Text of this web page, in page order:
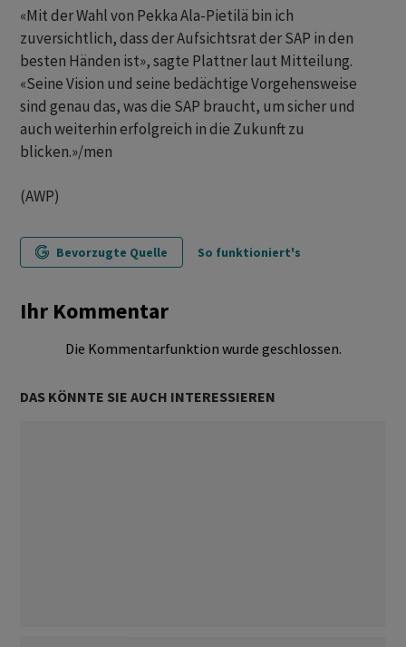
«Mit der Wahl von Pekka Ala-Pietilä bin ich
zuversichtlich, dass der Aufsichtsrat der SAP in den
besten Händen ist», sagte Plattner laut Mitteilung.
«Seine Vision und seine bedächtige Vorgehensweise
sind genau das, was die SAP braucht, um sicher und
auch weiterhin erfolgreich in die Zukunft zu
blicken.»/men
(AWP)
Bevorzugte Quelle So funktioniert's
Ihr Kommentar
Die Kommentarfunktion wurde geschlossen.
DAS KÖNNTE SIE AUCH INTERESSIEREN